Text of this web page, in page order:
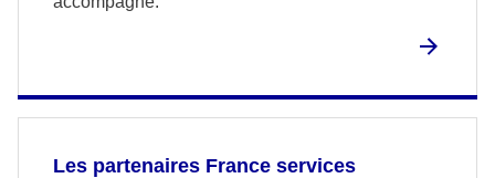
Les partenaires France services